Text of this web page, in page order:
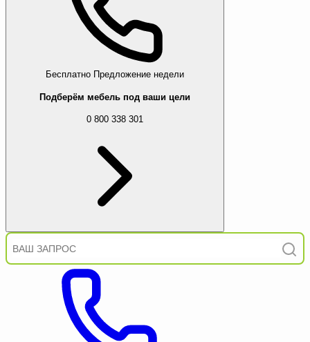
Бесплатно Предложение недели
Подберём мебель под ваши цели
0 800 338 301